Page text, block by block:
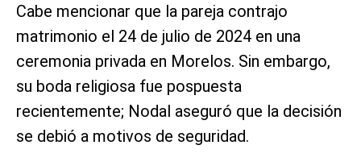
Cabe mencionar que la pareja contrajo
matrimonio el 24 de julio de 2024 en una
ceremonia privada en Morelos. Sin embargo,
su boda religiosa fue pospuesta
recientemente; Nodal aseguró que la decisión
se debió a motivos de seguridad.